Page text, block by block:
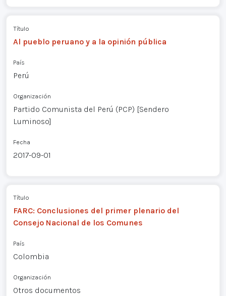
Título
Al pueblo peruano y a la opinión pública
País
Perú
Organización
Partido Comunista del Perú (PCP) [Sendero
Luminoso]
Fecha
2017-09-01
Título
FARC: Conclusiones del primer plenario del
Consejo Nacional de los Comunes
País
Colombia
Organización
Otros documentos